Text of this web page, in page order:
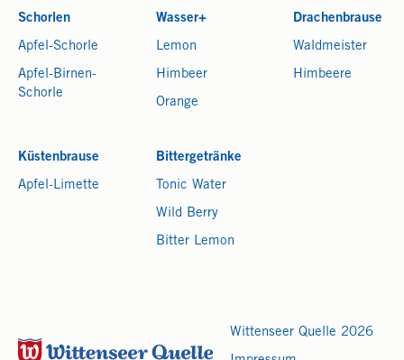
Schorlen
Apfel-Schorle
Apfel-Birnen-
Schorle
Wasser+
Lemon
Himbeer
Orange
Drachenbrause
Waldmeister
Himbeere
Küstenbrause
Apfel-Limette
Bittergetränke
Tonic Water
Wild Berry
Bitter Lemon
Wittenseer Quelle 2026